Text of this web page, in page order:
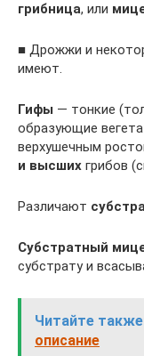
грибница, или
■ Дрожжи и
имеют.
Гифы — тонкие
образующие
верхушечным
и высших грибов
Различают
Субстратный
субстрату и
Читайте
описание